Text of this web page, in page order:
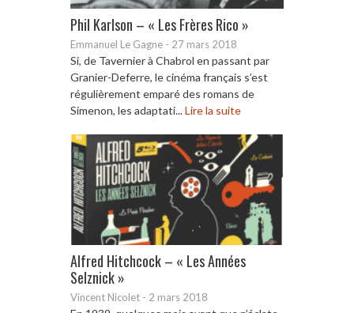
Phil Karlson – « Les Frères Rico »
Emmanuel Le Gagne - 27 mars 2018
Si, de Tavernier à Chabrol en passant par
Granier-Deferre, le cinéma français s’est
régulièrement emparé des romans de
Simenon, les adaptati...Lire la suite
Alfred Hitchcock – « Les Années
Selznick »
Vincent Nicolet - 2 mars 2018